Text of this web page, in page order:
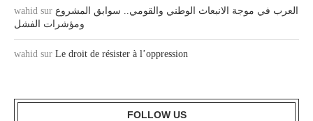
wahid sur العرب في موجة الانبعاث الوطني والقومي.. سوابق المشروع
ومؤشرات الفشل
wahid sur Le droit de résister à l’oppression
FOLLOW US